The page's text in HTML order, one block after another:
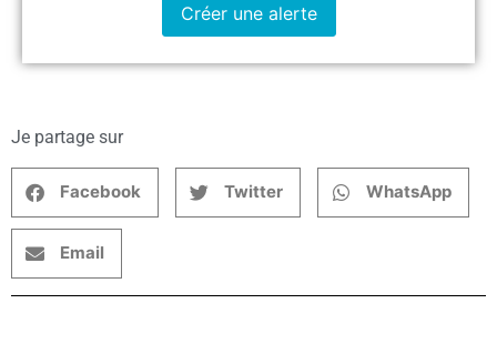
Créer une alerte
Je partage sur
Facebook Twitter WhatsApp
Email